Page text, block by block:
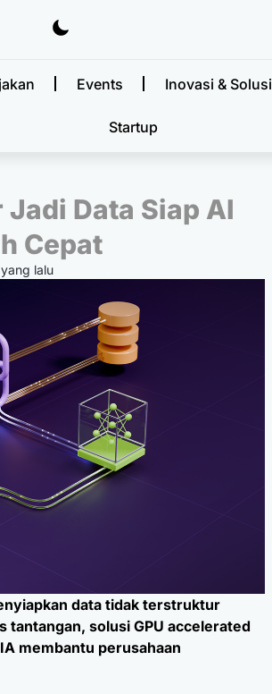
Events Inovasi & Solusi
Startup
Data Siap AI
Cepat
lalu
data tidak terstruktur
tantangan, solusi GPU accelerated
membantu perusahaan